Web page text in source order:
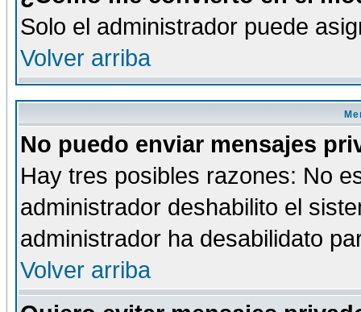
Solo el administrador puede
Volver arriba
No puedo enviar mensajes
Hay tres posibles razones: No
administrador deshabilito el
administrador ha desabilidato
Volver arriba